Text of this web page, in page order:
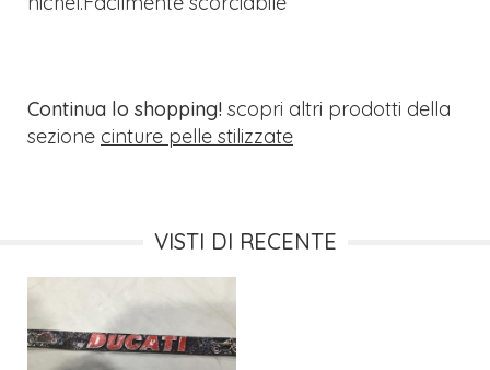
Continua lo shopping! scopri altri prodotti della
sezione cinture pelle stilizzate
VISTI DI RECENTE